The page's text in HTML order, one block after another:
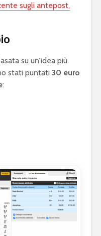
sugli antepost,
su un’idea più
stati puntati 30 euro
: